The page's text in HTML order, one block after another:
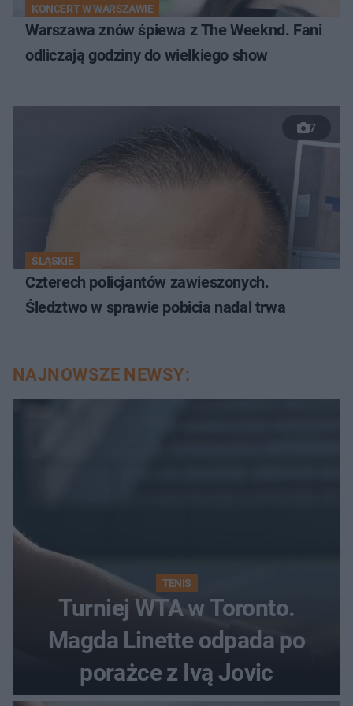
KONCERT W WARSZAWIE
Warszawa znów śpiewa z The Weeknd. Fani
odliczają godziny do wielkiego show
7
ŚLĄSKIE
Czterech policjantów zawieszonych.
Śledztwo w sprawie pobicia nadal trwa
NAJNOWSZE NEWSY:
TENIS
Turniej WTA w Toronto.
Magda Linette odpada po
porażce z Ivą Jovic